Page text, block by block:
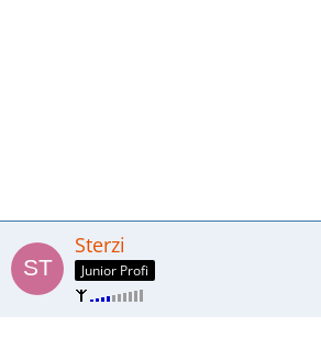
Sterzi
Junior Profi